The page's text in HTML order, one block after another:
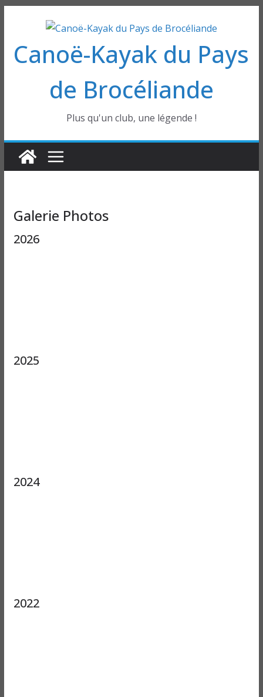
contenu
Canoë-Kayak du Pays
de Brocéliande
Plus qu'un club, une légende !
Galerie Photos
2026
2025
2024
2022